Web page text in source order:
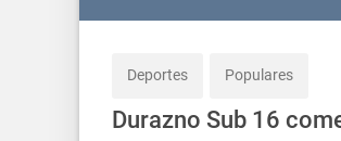
Deportes Populares
Durazno Sub 16